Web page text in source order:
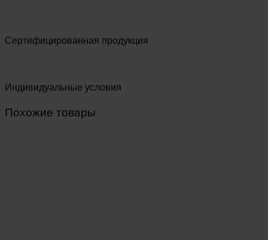
Сертифицированная продукция
Индивидуальные условия
Похожие товары